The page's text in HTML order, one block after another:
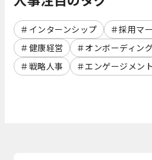
インターンシップ
採用マ
健康経営
オンボーディン
戦略人事
エンゲージメント